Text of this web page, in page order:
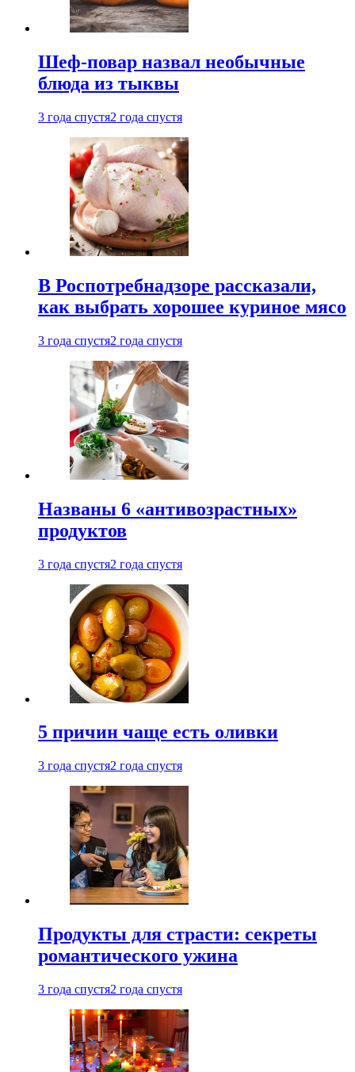
Шеф-повар назвал необычные
блюда из тыквы
3 года спустя2 года спустя
В Роспотребнадзоре рассказали,
как выбрать хорошее куриное мясо
3 года спустя2 года спустя
Названы 6 «антивозрастных»
продуктов
3 года спустя2 года спустя
5 причин чаще есть оливки
3 года спустя2 года спустя
Продукты для страсти: секреты
романтического ужина
3 года спустя2 года спустя